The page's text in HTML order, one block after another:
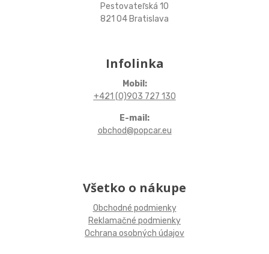
Pestovateľská 10
821 04 Bratislava
Infolinka
Mobil:
+421 (0)903 727 130
E-mail:
obchod@popcar.eu
Všetko o nákupe
Obchodné podmienky
Reklamačné podmienky
Ochrana osobných údajov